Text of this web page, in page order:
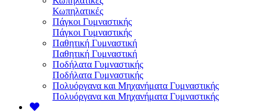
Κωπηλατικές
Πάγκοι Γυμναστικής
Πάγκοι Γυμναστικής
Παθητική Γυμναστική
Παθητική Γυμναστική
Ποδήλατα Γυμναστικής
Ποδήλατα Γυμναστικής
Πολυόργανα και Μηχανήματα Γυμναστικής
Πολυόργανα και Μηχανήματα Γυμναστικής